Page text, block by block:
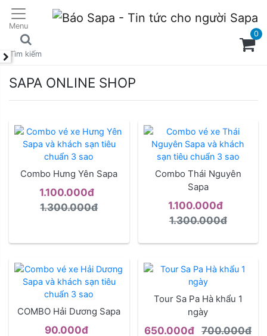
Menu
Tìm kiếm
0
SAPA ONLINE SHOP
Combo Hưng Yên Sapa
1.100.000đ
1.300.000đ
Combo Thái Nguyên
Sapa
1.100.000đ
1.300.000đ
COMBO Hải Dương Sapa
90.000đ
Tour Sa Pa Hà khẩu 1
ngày
650.000đ 700.000đ